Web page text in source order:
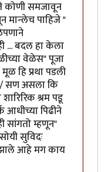
कोणी समजावून
मान्लेच पाहिजे "
... बदल हा केला
वेळेस" पूजा
हि प्रथा पडली
/ सण असला कि
श्रम पडू
आधीच्या पिढीने
सांगतो म्हणून"
सुविदः
आहे मग काय